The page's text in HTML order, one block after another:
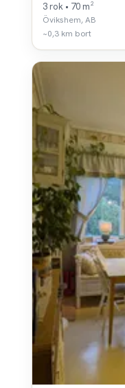
3 rok • 70 m²
Övikshem, AB
~0,3 km bort